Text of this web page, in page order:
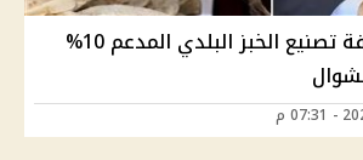
التموين ترفع تكلفة تصنيع الخبز البلدي المدعم 10%